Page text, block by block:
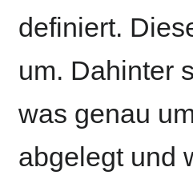
definiert.
um. Dahinter
was genau
abgelegt und